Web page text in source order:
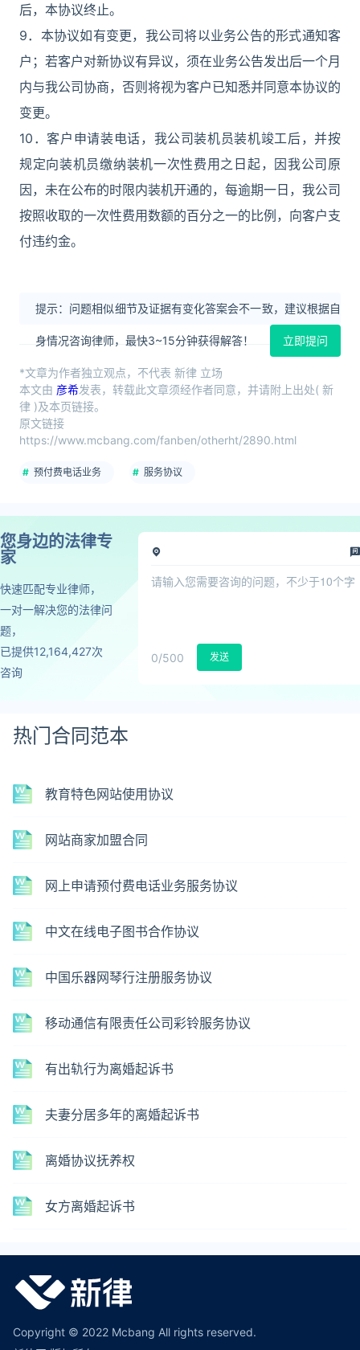
后，本协议终止。
9．本协议如有变更，我公司将以业务公告的形式通知客
户；若客户对新协议有异议，须在业务公告发出后一个月
内与我公司协商，否则将视为客户已知悉并同意本协议的
变更。
10．客户申请装电话，我公司装机员装机竣工后，并按
规定向装机员缴纳装机一次性费用之日起，因我公司原
因，未在公布的时限内装机开通的，每逾期一日，我公司
按照收取的一次性费用数额的百分之一的比例，向客户支
付违约金。
提示：问题相似细节及证据有变化答案会不一致，建议根据自
身情况咨询律师，最快3~15分钟获得解答！ 立即提问
*文章为作者独立观点，不代表 新律 立场
本文由 彦希发表，转载此文章须经作者同意，并请附上出处( 新
律 )及本页链接。
原文链接
https://www.mcbang.com/fanben/otherht/2890.html
预付费电话业务 服务协议
您身边的法律专
家
快速匹配专业律师，
一对一解决您的法律问
题，
已提供12,164,427次
咨询
0/500 发送
热门合同范本
教育特色网站使用协议
网站商家加盟合同
网上申请预付费电话业务服务协议
中文在线电子图书合作协议
中国乐器网琴行注册服务协议
移动通信有限责任公司彩铃服务协议
有出轨行为离婚起诉书
夫妻分居多年的离婚起诉书
离婚协议抚养权
女方离婚起诉书
Copyright © 2022 Mcbang All rights reserved.